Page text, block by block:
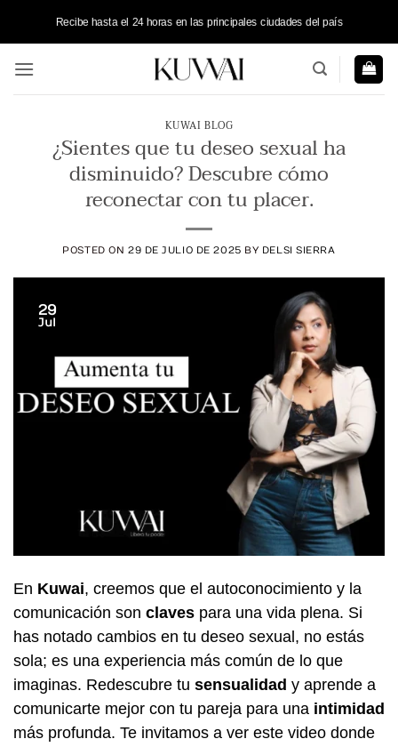
Recibe hasta el 24 horas en las principales ciudades del país
KUWAI BLOG
¿Sientes que tu deseo sexual ha
disminuido? Descubre cómo
reconectar con tu placer.
POSTED ON 29 DE JULIO DE 2025 BY DELSI SIERRA
29
Jul
En Kuwai, creemos que el autoconocimiento y la
comunicación son claves para una vida plena. Si
has notado cambios en tu deseo sexual, no estás
sola; es una experiencia más común de lo que
imaginas. Redescubre tu sensualidad y aprende a
comunicarte mejor con tu pareja para una intimidad
más profunda. Te invitamos a ver este video donde